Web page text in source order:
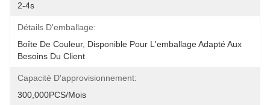
2-4s
Détails D'emballage:
Boîte De Couleur, Disponible Pour L'emballage Adapté Aux
Besoins Du Client
Capacité D'approvisionnement:
300,000PCS/mois